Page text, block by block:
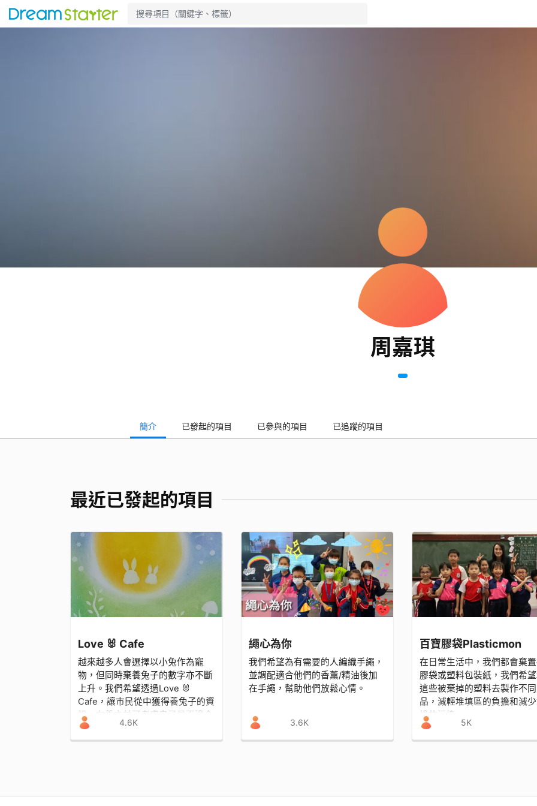
周嘉琪
簡介 已發起的項目 已參與的項目 已追蹤的項目
最近已發起的項目
Love 🐰 Cafe
越來越多人會選擇以小兔作為寵
物，但同時棄養兔子的數字亦不斷
上升。我們希望透過Love 🐰
Cafe，讓巿民從中獲得養兔子的資
訊，在養之前可考慮自己是否適合
及有能力養，加強大家對愛護動物
的意識，從而減少棄養情況。
4.6K
繩心為你
我們希望為有需要的人編織手繩，
並調配適合他們的香薰/精油後加
在手繩，幫助他們放鬆心情。
3.6K
百寶膠袋Plasticmon
在日常生活中，我們都會棄
膠袋或塑料包裝紙，我們希
這些被棄掉的塑料去製作不
品，減輕堆填區的負擔和減
境的污染
5K